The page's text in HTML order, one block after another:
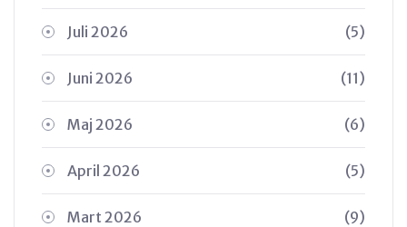
Juli 2026 (5)
Juni 2026 (11)
Maj 2026 (6)
April 2026 (5)
Mart 2026 (9)